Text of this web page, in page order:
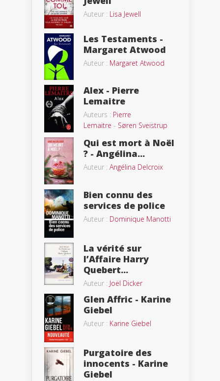
Auteur : Lisa Jewell
Les Testaments -
Margaret Atwood
Auteur : Margaret Atwood
Alex - Pierre
Lemaitre
Auteurs : Pierre
Lemaitre - Søren Sveistrup
Qui est mort à Noël
? - Angélina...
Auteur : Angélina Delcroix
Bien connu des
services de police
Auteur : Dominique Manotti
La vérité sur
l’Affaire Harry
Quebert...
Auteur : Joël Dicker
Glen Affric - Karine
Giebel
Auteur : Karine Giebel
Purgatoire des
innocents - Karine
Giebel